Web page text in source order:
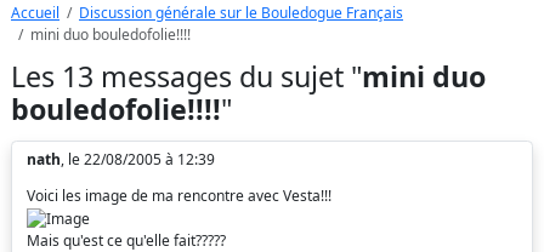
Accueil
Discussion générale sur le Bouledogue Français
mini duo bouledofolie!!!!
Les 13 messages du sujet "mini duo
bouledofolie!!!!"
nath, le 22/08/2005 à 12:39
Voici les image de ma rencontre avec Vesta!!!
Mais qu'est ce qu'elle fait?????